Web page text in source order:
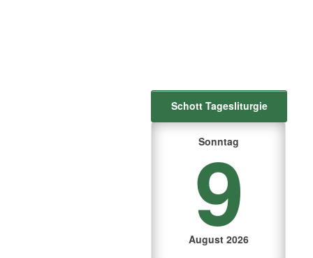
Schott Tagesliturgie
Sonntag
9
August 2026